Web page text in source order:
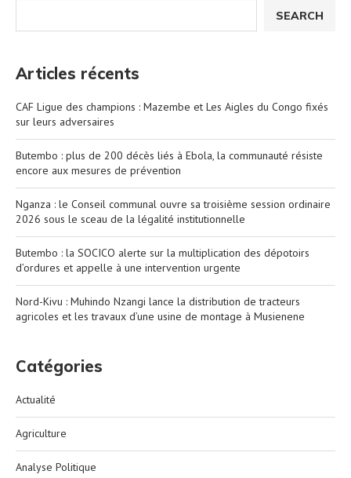
SEARCH
Articles récents
CAF Ligue des champions : Mazembe et Les Aigles du Congo fixés
sur leurs adversaires
Butembo : plus de 200 décès liés à Ebola, la communauté résiste
encore aux mesures de prévention
Nganza : le Conseil communal ouvre sa troisième session ordinaire
2026 sous le sceau de la légalité institutionnelle
Butembo : la SOCICO alerte sur la multiplication des dépotoirs
d’ordures et appelle à une intervention urgente
Nord-Kivu : Muhindo Nzangi lance la distribution de tracteurs
agricoles et les travaux d’une usine de montage à Musienene
Catégories
Actualité
Agriculture
Analyse Politique